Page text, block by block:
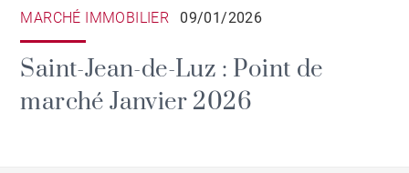
MARCHÉ IMMOBILIER 09/01/2026
Saint-Jean-de-Luz : Point de
marché Janvier 2026